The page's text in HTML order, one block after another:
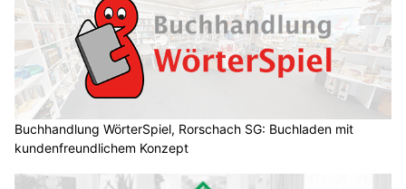
Buchhandlung WörterSpiel, Rorschach SG: Buchladen mit
kundenfreundlichem Konzept